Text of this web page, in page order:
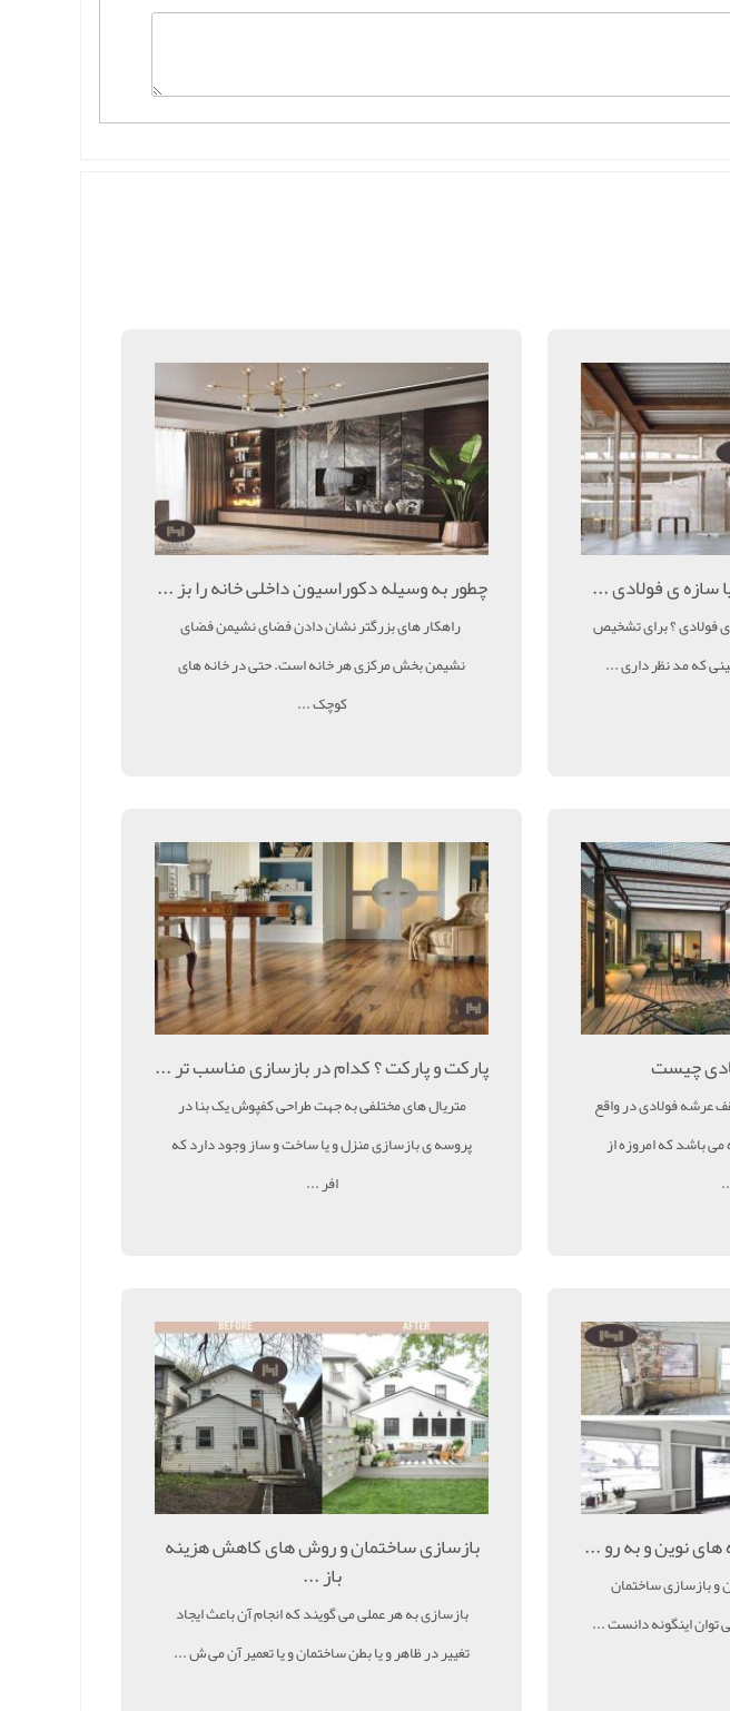
سازه ی فولادی ...
ی فولادی ؟ برای تشخیص
که مد نظر داری ...
چطور به وسیله دکوراسیون داخلی خانه را بز ...
راهکار های بزرگتر نشان دادن فضای نشیمن فضای
نشیمن بخش مرکزی هر خانه است. حتی در خانه های
کوچک ...
چیست
فولادی در واقع
باشد که امروزه از
پارکت و پارکت ؟ کدام در بازسازی مناسب تر ...
متریال های مختلفی به جهت طراحی کفپوش یک بنا در
پروسه ی بازسازی منزل و یا ساخت و ساز وجود دارد که
افر ...
نوین و به رو ...
بازسازی ساختمان
توان اینگونه دانست ...
بازسازی ساختمان و روش های کاهش هزینه
باز ...
بازسازی به هر عملی می گویند که انجام آن باعث ایجاد
تغییر در ظاهر و یا بطن ساختمان و یا تعمیر آن می ش ...